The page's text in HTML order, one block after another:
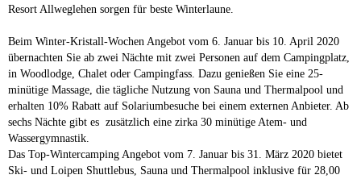
Resort Allweglehen sorgen für beste Winterlaune.
Beim Winter-Kristall-Wochen Angebot vom 6. Januar bis 10. April 2020
übernachten Sie ab zwei Nächte mit zwei Personen auf dem Campingplatz,
in Woodlodge, Chalet oder Campingfass. Dazu genießen Sie eine 25-
minütige Massage, die tägliche Nutzung von Sauna und Thermalpool und
erhalten 10% Rabatt auf Solariumbesuche bei einem externen Anbieter. Ab
sechs Nächte gibt es zusätzlich eine zirka 30 minütige Atem- und
Wassergymnastik.
Das Top-Wintercamping Angebot vom 7. Januar bis 31. März 2020 bietet
Ski- und Loipen Shuttlebus, Sauna und Thermalpool inklusive für 28,00